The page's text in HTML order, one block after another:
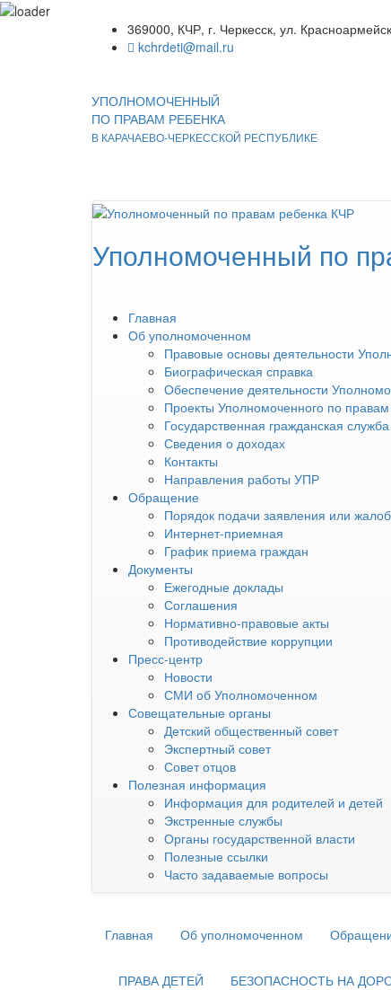
369000, КЧР, г. Черкесск, ул.
kchrdeti@mail.ru
УПОЛНОМОЧЕННЫЙ
ПО ПРАВАМ РЕБЕНКА
В КАРАЧАЕВО-ЧЕРКЕССКОЙ РЕСПУБЛИКЕ
Уполномоченный по
Главная
Об уполномоченном
Правовые основы деятельности
Биографическая справка
Обеспечение деятельности
Проекты Уполномоченного по
Государственная гражданская служба
Сведения о доходах
Контакты
Направления работы УПР
Обращение
Порядок подачи заявления или
Интернет-приемная
График приема граждан
Документы
Ежегодные доклады
Соглашения
Нормативно-правовые акты
Противодействие коррупции
Пресс-центр
Новости
СМИ об Уполномоченном
Совещательные органы
Детский общественный совет
Экспертный совет
Совет отцов
Полезная информация
Информация для родителей и детей
Экстренные службы
Органы государственной власти
Полезные ссылки
Часто задаваемые вопросы
Главная Об уполномоченном
ПРАВА ДЕТЕЙ БЕЗОПАСНОСТЬ НА